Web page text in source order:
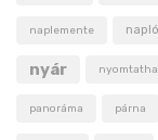
naplemente napló
nyár
panoráma párna